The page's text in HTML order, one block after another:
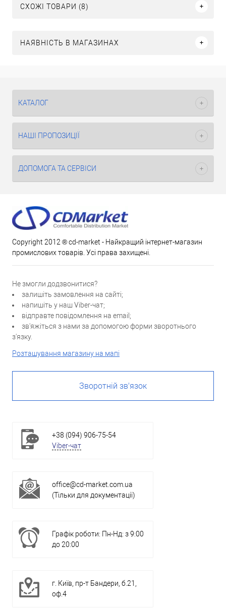
СХОЖІ ТОВАРИ (8)
НАЯВНІСТЬ В МАГАЗИНАХ
КАТАЛОГ
НАШІ ПРОПОЗИЦІЇ
ДОПОМОГА ТА СЕРВІСИ
Copyright 2012 ® cd-market - Найкращий інтернет-магазин
промислових товарів. Усі права захищені.
Не змогли додзвонитися?
залишіть замовлення на сайті;
напишіть у наш Viber-чат;
відправте повідомлення на email;
зв'яжіться з нами за допомогою форми зворотнього
з'язку.
Розташування магазину на мапі
Зворотній зв'язок
+38 (094) 906-75-54
Viber-чат
office@cd-market.com.ua
(Тільки для документації)
Графік роботи: Пн-Нд: з 9:00
до 20:00
г. Київ, пр-т Бандери, б.21,
оф.4